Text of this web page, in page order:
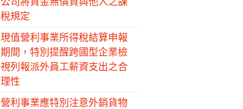
稅規定
現值營利事業所得稅結算申報
期間，特別提醒跨國型企業檢
視列報派外員工薪資支出之合
理性
營利事業應特別注意外銷貨物